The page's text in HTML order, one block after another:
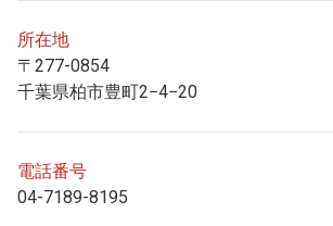
所在地
〒277-0854
千葉県柏市豊町2−4−20
電話番号
04-7189-8195